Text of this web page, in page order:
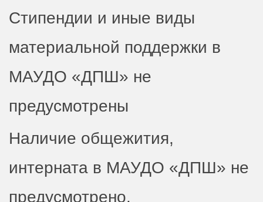
Стипендии и иные виды
материальной поддержки в
МАУДО «ДПШ» не
предусмотрены
Наличие общежития,
интерната в МАУДО «ДПШ» не
предусмотрено.